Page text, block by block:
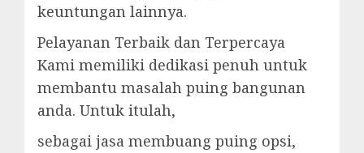
keuntungan lainnya.
Pelayanan Terbaik dan Terpercaya
Kami memiliki dedikasi penuh untuk
membantu masalah puing bangunan
anda. Untuk itulah,
sebagai jasa membuang puing opsi,